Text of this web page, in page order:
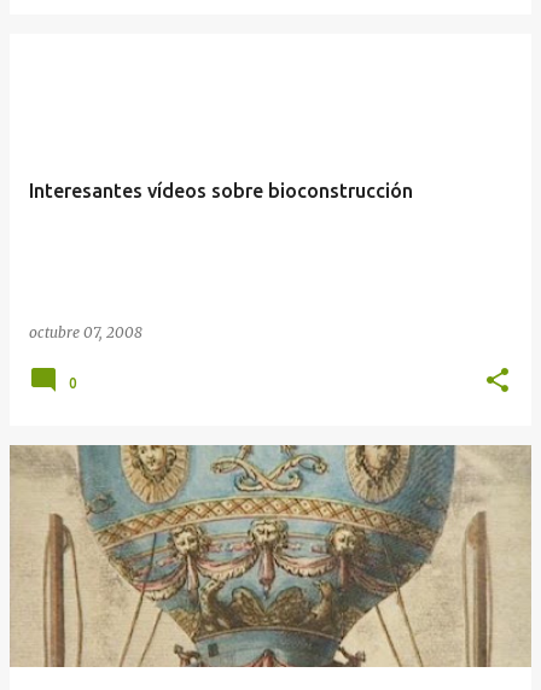
Interesantes vídeos sobre bioconstrucción
octubre 07, 2008
0